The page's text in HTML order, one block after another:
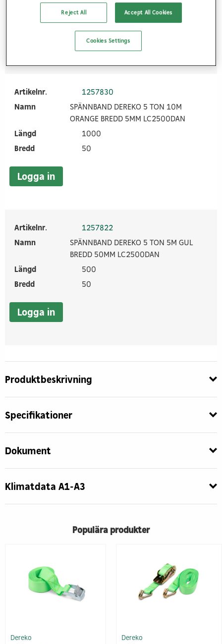
50
Artikelnr.
1257830
Namn
SPÄNNBAND DEREKO 5 TON 10M
ORANGE BREDD 5MM LC2500DAN
Längd
1000
Bredd
50
Logga in
Artikelnr.
1257822
Namn
SPÄNNBAND DEREKO 5 TON 5M GUL
BREDD 50MM LC2500DAN
Längd
500
Bredd
50
Logga in
Produktbeskrivning
Specifikationer
Dokument
Klimatdata A1-A3
Populära produkter
Dereko
Dereko
Reject All Accept All Cookies
Cookies Settings